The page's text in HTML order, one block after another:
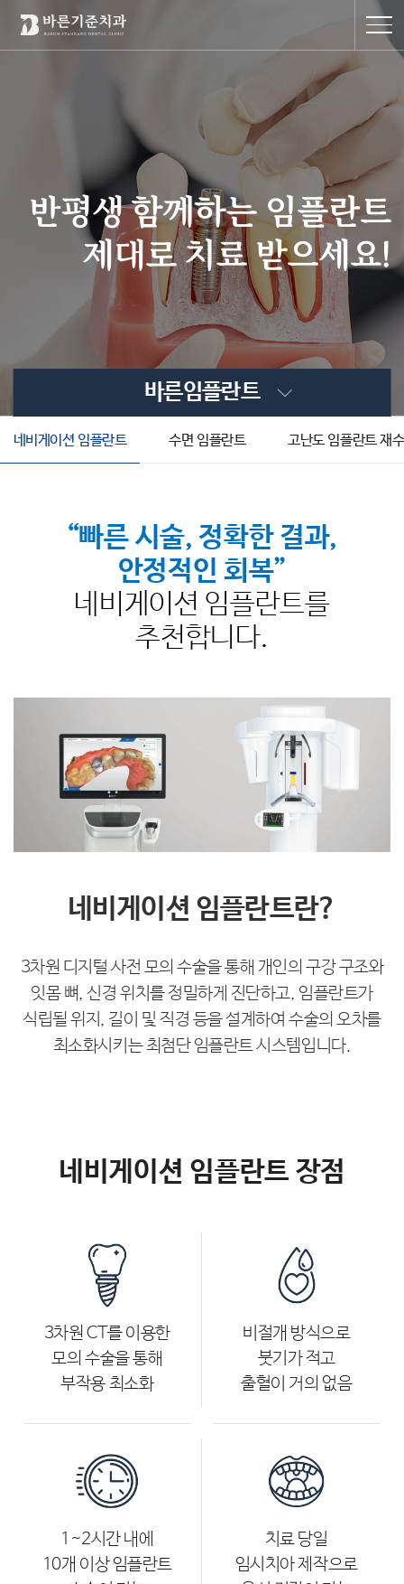
반평생 함께하는 임플란트
제대로 치료 받으세요!
바른임플란트
네비게이션 임플란트 수면 임플란트 고난도 임플란트 재
“빠른 시술, 정확한 결과,
안정적인 회복”
네비게이션 임플란트를
추천합니다.
네비게이션 임플란트란?
3차원 디지털 사전 모의 수술을 통해 개인의 구강 구조와
잇몸 뼈, 신경 위치를정밀하게 진단하고, 임플란트가
식립될 위지, 길이 및 직경 등을 설계하여수술의 오차를
최소화시키는 최첨단 임플란트 시스템입니다.
네비게이션 임플란트 장점
3차원 CT를 이용한
모의 수술을 통해
부작용 최소화
비절개 방식으로
붓기가 적고
출혈이 거의 없음
1~2시간 내에
10개 이상 임플란트
치료 당일
임시치아 제작으로